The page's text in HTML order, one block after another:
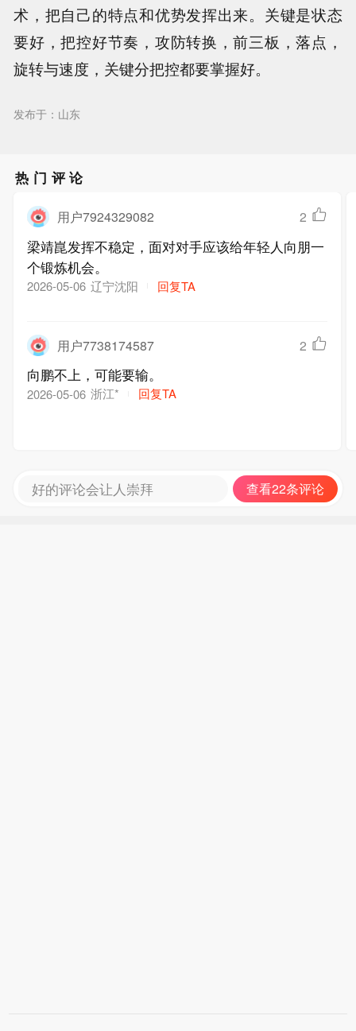
术，把自己的特点和优势发挥出来。关键是状态
要好，把控好节奏，攻防转换，前三板，落点，
旋转与速度，关键分把控都要掌握好。
发布于：山东
热门评论
用户7924329082 2
梁靖崑发挥不稳定，面对对手应该给年轻人向朋一
个锻炼机会。
2026-05-06 辽宁沈阳 回复TA
用户7738174587 2
向鹏不上，可能要输。
2026-05-06 浙江* 回复TA
好的评论会让人崇拜 查看22条评论